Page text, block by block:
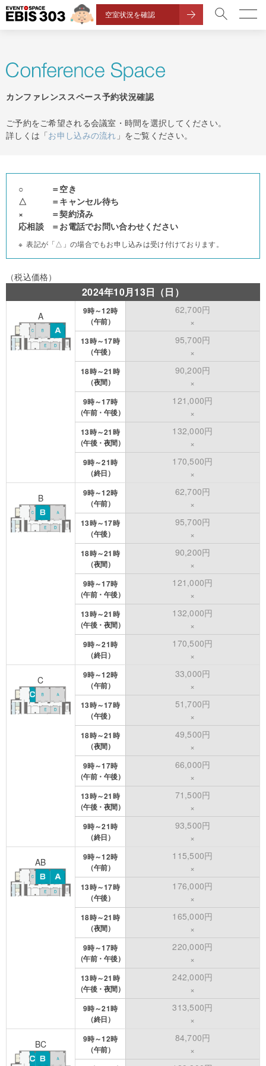
空室状況を確認
カンファレンススペース予約状況確認
ご予約をご希望される会議室・時間を選択してください。
詳しくは「お申し込みの流れ 」をご覧ください。
○
空き
△
キャンセル待ち
×
契約済み
応相談
お電話でお問い合わせください
表記が「△」の場合でもお申し込みは受け付けております。
（税込価格）
2024年10月13日（日）
A
9時～12時
（午前）
62,700円
×
13時～17時
（午後）
95,700円
×
18時～21時
（夜間）
90,200円
×
9時～17時
（午前・午後）
121,000円
×
13時～21時
（午後・夜間）
132,000円
×
9時～21時
（終日）
170,500円
×
B
9時～12時
（午前）
62,700円
×
13時～17時
（午後）
95,700円
×
18時～21時
（夜間）
90,200円
×
9時～17時
（午前・午後）
121,000円
×
13時～21時
（午後・夜間）
132,000円
×
9時～21時
（終日）
170,500円
×
C
9時～12時
（午前）
33,000円
×
13時～17時
（午後）
51,700円
×
18時～21時
（夜間）
49,500円
×
9時～17時
（午前・午後）
66,000円
×
13時～21時
（午後・夜間）
71,500円
×
9時～21時
（終日）
93,500円
×
AB
9時～12時
（午前）
115,500円
×
13時～17時
（午後）
176,000円
×
18時～21時
（夜間）
165,000円
×
9時～17時
（午前・午後）
220,000円
×
13時～21時
（午後・夜間）
242,000円
×
9時～21時
（終日）
313,500円
×
BC
9時～12時
（午前）
84,700円
×